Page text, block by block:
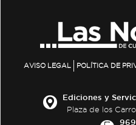
AVISO LEGAL POLÍTICA DE
Ediciones y
Plaza de los